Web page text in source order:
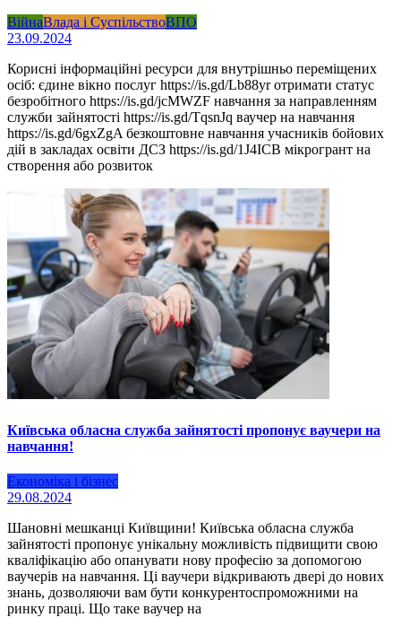
ВійнаВлада і СуспільствоВПО
23.09.2024
Корисні інформаційні ресурси для внутрішньо переміщених
осіб: єдине вікно послуг https://is.gd/Lb88yr отримати статус
безробітного https://is.gd/jcMWZF навчання за направленням
служби зайнятості https://is.gd/TqsnJq ваучер на навчання
https://is.gd/6gxZgA безкоштовне навчання учасників бойових
дій в закладах освіти ДСЗ https://is.gd/1J4ICB мікрогрант на
створення або розвиток
Київська обласна служба зайнятості пропонує ваучери на
навчання!
Економіка і бізнес
29.08.2024
Шановні мешканці Київщини! Київська обласна служба
зайнятості пропонує унікальну можливість підвищити свою
кваліфікацію або опанувати нову професію за допомогою
ваучерів на навчання. Ці ваучери відкривають двері до нових
знань, дозволяючи вам бути конкурентоспроможними на
ринку праці. Що таке ваучер на